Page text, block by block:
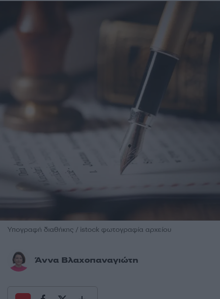
Υπογραφή διαθήκης / istock φωτογραφία αρχείου
Άννα Βλαχοπαναγιώτη